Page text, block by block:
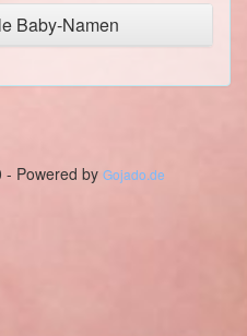
Baby-Namen
Powered by Gojado.de